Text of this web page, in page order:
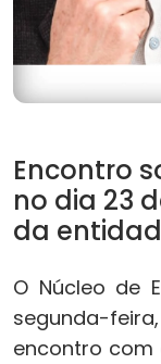
Encontro
no dia 23
da
O Núcleo de
segunda-
encontro com